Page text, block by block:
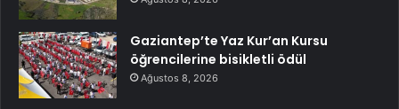
Gaziantep’te Yaz Kur’an Kursu
öğrencilerine bisikletli ödül
Ağustos 8, 2026